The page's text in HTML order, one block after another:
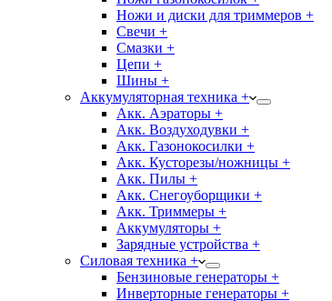
Ножи и диски для триммеров +
Свечи +
Смазки +
Цепи +
Шины +
Аккумуляторная техника +
Акк. Аэраторы +
Акк. Воздуходувки +
Акк. Газонокосилки +
Акк. Кусторезы/ножницы +
Акк. Пилы +
Акк. Снегоуборщики +
Акк. Триммеры +
Аккумуляторы +
Зарядные устройства +
Силовая техника +
Бензиновые генераторы +
Инверторные генераторы +